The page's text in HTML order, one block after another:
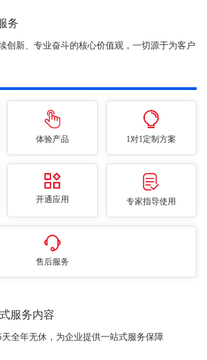
务
创新、专业奋斗的核心价值观，一切源于为客户
体验产品 1对1定制方案
开通应用 专家指导使用
售后服务
服务内容
全年无休，为企业提供一站式服务保障